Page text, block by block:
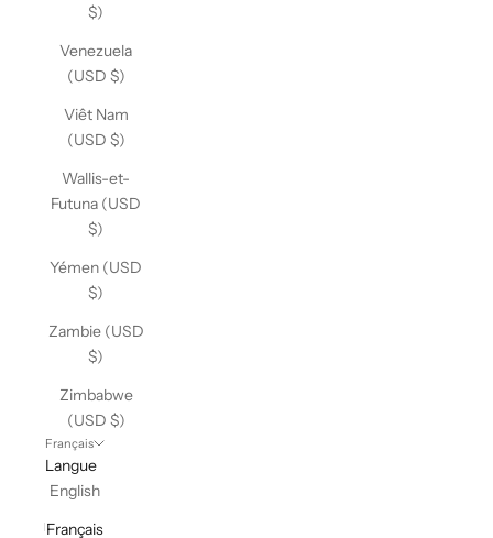
$)
Venezuela
(USD $)
Viêt Nam
(USD $)
Wallis-et-
Futuna (USD
$)
Yémen (USD
$)
Zambie (USD
$)
Zimbabwe
(USD $)
Français
Langue
English
Français